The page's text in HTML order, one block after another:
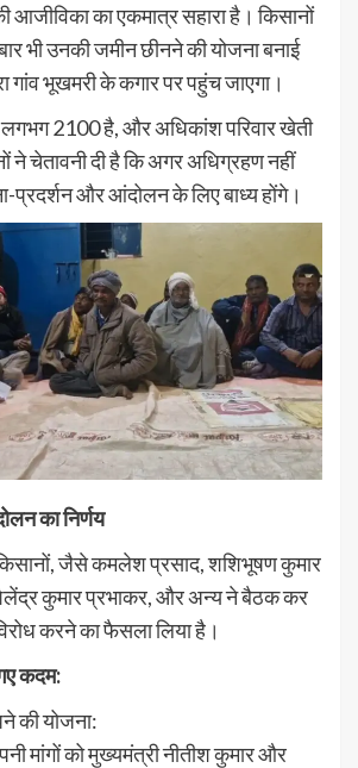
आजीविका का एकमात्र सहारा है। किसानों
भी उनकी जमीन छीनने की योजना बनाई
गांव भूखमरी के कगार पर पहुंच जाएगा।
2100 है, और अधिकांश परिवार खेती
ने चेतावनी दी है कि अगर अधिग्रहण नहीं
प्रदर्शन और आंदोलन के लिए बाध्य होंगे।
का निर्णय
जैसे कमलेश प्रसाद, शशिभूषण कुमार
शैलेंद्र कुमार प्रभाकर, और अन्य ने बैठक कर
करने का फैसला लिया है।
गए कदम:
की योजना:
मांगों को मुख्यमंत्री नीतीश कुमार और